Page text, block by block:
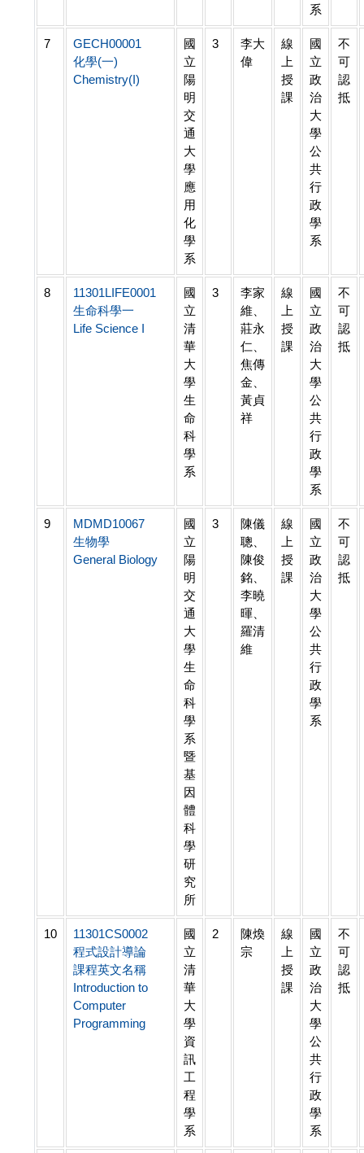
系
7
GECH00001
化學(一)
Chemistry(I)
國
立
陽
明
交
通
大
學
應
用
化
學
系
3
李大
偉
線
上
授
課
國
立
政
治
大
學
公
共
行
政
學
系
不
可
認
抵
8
11301LIFE0001
生命科學一
Life Science I
國
立
清
華
大
學
生
命
科
學
系
3
李家
維、
莊永
仁、
焦傳
金、
黃貞
祥
線
上
授
課
國
立
政
治
大
學
公
共
行
政
學
系
不
可
認
抵
9
MDMD10067
生物學
General Biology
國
立
陽
明
交
通
大
學
生
命
科
學
系
暨
基
因
體
科
學
研
究
所
3
陳儀
聰、
陳俊
銘、
李曉
暉、
羅清
維
線
上
授
課
國
立
政
治
大
學
公
共
行
政
學
系
不
可
認
抵
10
11301CS0002
程式設計導論
課程英文名稱
Introduction to
Computer
Programming
國
立
清
華
大
學
資
訊
工
程
學
系
2
陳煥
宗
線
上
授
課
國
立
政
治
大
學
公
共
行
政
學
系
不
可
認
抵